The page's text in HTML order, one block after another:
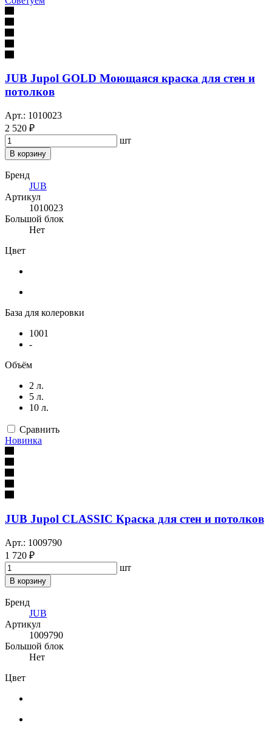
JUB Jupol GOLD Моющаяся краска для стен и
потолков
Арт.: 1010023
2 520 ₽
шт
В корзину
Бренд
JUB
Артикул
1010023
Большой блок
Нет
Цвет
База для колеровки
1001
-
Объём
2 л.
5 л.
10 л.
Сравнить
Новинка
JUB Jupol CLASSIC Краска для стен и потолков
Арт.: 1009790
1 720 ₽
шт
В корзину
Бренд
JUB
Артикул
1009790
Большой блок
Нет
Цвет